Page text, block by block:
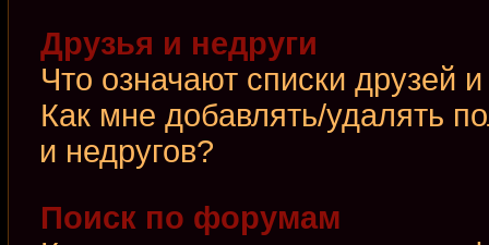
Друзья и недруги
Что означают списки друзей
Как мне добавлять/удалять
и недругов?
Поиск по форумам